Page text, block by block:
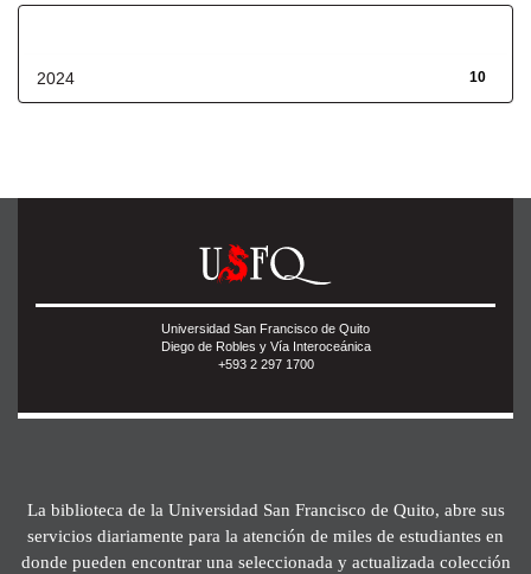
10
2024
Universidad San Francisco de Quito
Diego de Robles y Vía Interoceánica
+593 2 297 1700
La biblioteca de la Universidad San Francisco de Quito, abre sus
servicios diariamente para la atención de miles de estudiantes en
donde pueden encontrar una seleccionada y actualizada colección